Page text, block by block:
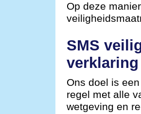
Op deze
SMS
verklaring
Ons doel is
regel met alle
wetgeving en